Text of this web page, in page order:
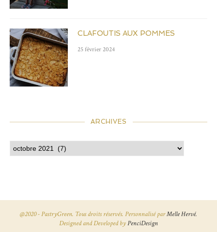
CLAFOUTIS AUX POMMES
25 février 2024
ARCHIVES
@2020 - PastryGreen. Tous droits réservés. Personnalisé parMelle Hervé.
Designed and Developed byPenciDesign